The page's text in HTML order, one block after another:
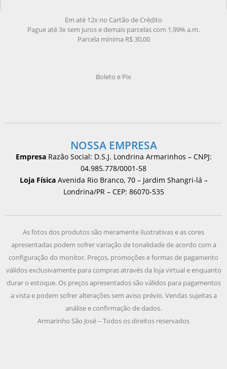
Em até 12x no Cartão de Crédito
Pague até 3x sem juros e demais parcelas com 1,99% a.m.
Parcela mínima R$ 30,00
Boleto e Pix
NOSSA EMPRESA
EmpresaRazão Social: D.S.J. Londrina Armarinhos – CNPJ:
04.985.778/0001-58
Loja FísicaAvenida Rio Branco, 70 – Jardim Shangri-lá –
Londrina/PR – CEP: 86070-535
As fotos dos produtos são meramente ilustrativas e as cores
apresentadas podem sofrer variação de tonalidade de acordo com a
configuração do monitor. Preços, promoções e formas de pagamento
válidos exclusivamente para compras através da loja virtual e enquanto
durar o estoque. Os preços apresentados são válidos para pagamentos
a vista e podem sofrer alterações sem aviso prévio. Vendas sujeitas a
análise e confirmação de dados.
Armarinho São José – Todos os direitos reservados